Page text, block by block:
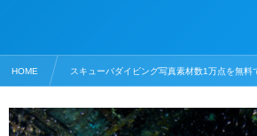
HOME スキューバダイビング写真素材数1万点を無料